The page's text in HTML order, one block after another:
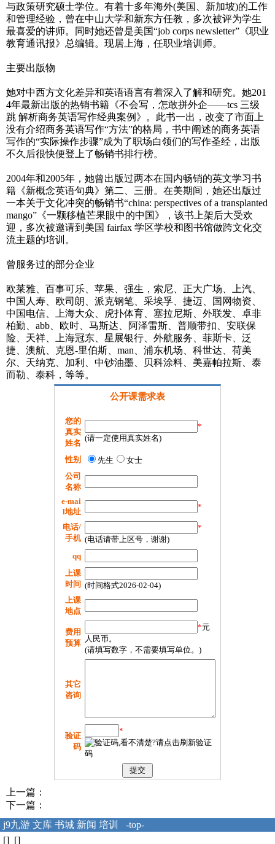
与政策研究硕士学位。有着十多年海外(美国、新加坡)的工作
和管理经验，曾在中山大学和新东方任教，多次被评为学生
最喜爱的讲师。同时她还曾是美国“job corps newsletter”《职业
教育通讯报》总编辑。现居上海，任职业培训师。
主要出版物
她对中西方文化差异和英语语言有着深入了解和研究。她201
4年最新出版的热销书籍《不会写，怎敢拼外企——tcs 三级
跳 解析商务英语写作经典案例》。此书一出，改变了市面上
没有介绍商务英语写作“方法”的格局，书中阐述的商务英语
写作的“实际操作步骤”成为了职场白领们的写作圣经，出版
不久后很快便登上了畅销书排行榜。
2004年和2005年，她曾出版过两本在国内畅销的英文学习书
籍《新概念英语句典》第二、三册。在美期间，她还出版过
一本关于文化冲突的畅销书“china: perspectives of a transplanted
mango”《一颗移植芒果眼中的中国》，该书上架后大受欢
迎，多次被邀请到美国 fairfax 学区学校和图书馆做跨文化交
流主题的培训。
曾服务过的部分企业
欧莱雅、百事可乐、苹果、强生，索尼、正大广场、上汽、
中国人寿、欧司朗、派克钢笔、采埃孚、捷迈、国网物资、
中国电信、上海大众、虎扑体育、塞拉尼斯、外联发、卓非
柏勤、abb、欧时、马斯达、阿泽雷斯、普顺带扣、安联保
险、天祥、上海冠东、星展银行、外航服务、菲斯卡、泛
捷、澳航、克恩-里伯斯、man、浦东机场、科世达、荷美
尔、天纳克、加利、中钞油墨、贝科涂料、美嘉帕拉斯、泰
而勒、泰科，等等。
公开课需求表
您的
真实
姓名
*
(请一定使用真实姓名)
性别 先生
女士
公司
名称
e-mai
l地址
*
电话/
手机
*
(电话请带上区号，谢谢)
qq
上课
时间 (时间格式2026-02-04)
上课
地点
费用
预算
*元
人民币。
(请填写数字，不需要填写单位。)
其它
咨询
验证
码
*
上一篇：
下一篇：
j9九游 文库 书城 新闻 培训
-top-
[] []